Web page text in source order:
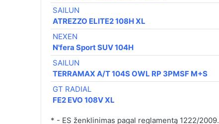
SAILUN
ATREZZO ELITE2 108H XL
NEXEN
N'fera Sport SUV 104H
SAILUN
TERRAMAX A/T 104S OWL RP 3PMSF M+S
GT RADIAL
FE2 EVO 108V XL
* - ES ženklinimas pagal reglamentą 1222/2009.